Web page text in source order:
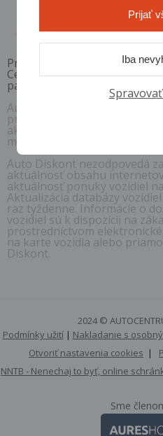
1 /
Pri akontácii 10%, RPMN od
Ceny sú platné pri využití
partnermi. Ceny sú vrátane
Auto Diskont si vyhradzuje
predchádzajúceho
akúkoľvek časť obsahu
mobilné aplikácie.
Auto Diskont nezodpovedá
aktuálnosť obsahu
aktuálnosť ponuky vozidiel
Aktualizácia databázy
raz týždenne. Informácie o
vozidiel sú k dispozícii na
prostredníctvom
na karte vozidla alebo
Diskont.
2024 ©
Podmínky užití| Nakladanie s
Otvoriť nastavenia cookies |
NNTB - Nenechaj to byť, online
Sme
Iba
Prijať